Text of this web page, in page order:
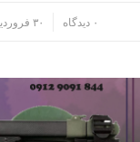
۰ دیدگاه ۳۰ فروردین ۱۴۰۳